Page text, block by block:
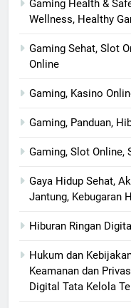
Gaming Health &
Wellness, Healthy
Gaming Sehat, Slot
Online
Gaming, Kasino
Gaming, Panduan,
Gaming, Slot Online,
Gaya Hidup Sehat,
Jantung, Kebugaran
Hiburan Ringan Digital
Hukum dan
Keamanan dan
Digital Tata Kelola